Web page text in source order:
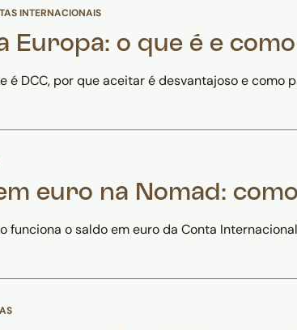
INTERNACIONAIS
Europa: o que é e
é DCC, por que aceitar é desvantajoso e
euro na Nomad:
funciona o saldo em euro da Conta